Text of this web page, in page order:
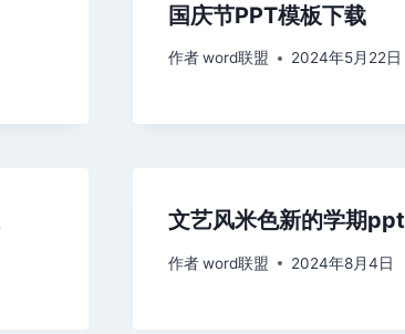
国庆节PPT模板下载
作者 word联盟 2024年5月22日
文艺风米色新的学期
作者 word联盟 2024年8月4日